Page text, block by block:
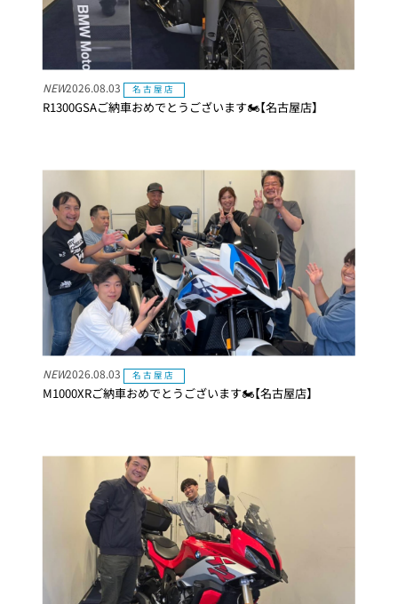
R1300GSAご納車おめでとうございます🏍【名古屋店】
NEW2026.08.03 名古屋店
M1000XRご納車おめでとうございます🏍【名古屋店】
NEW2026.08.03 名古屋店